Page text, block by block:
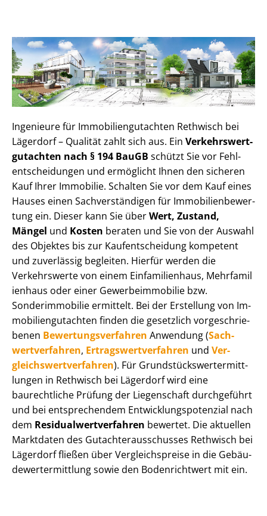
Ingenieure für Im­mo­bi­li­en­gut­ach­ten Rethwisch bei
Lägerdorf – Qualität zahlt sich aus. Ein Ver­kehrs­wert­
gut­ach­ten nach § 194 BauGB schützt Sie vor Fehl­
ent­schei­dun­gen und ermöglicht Ihnen den sicheren
Kauf Ihrer Immobilie. Schalten Sie vor dem Kauf eines
Hauses einen Sach­ver­stän­di­gen für Im­mo­bi­li­en­be­wer­
tung ein. Dieser kann Sie überWert, Zustand,
Mängel und Kosten beraten und Sie von der Auswahl
des Objektes bis zur Kauf­ent­schei­dung kompetent
und zuverlässig begleiten. Hierfür werden die
Verkehrswerte von einem Einfamilienhaus, Mehr­fa­mi­l
i­en­haus oder einer Ge­wer­be­im­mo­bi­lie bzw.
Sonderimmobilie ermittelt. Bei der Erstellung von Im­
mo­bi­li­en­gut­ach­ten finden die gesetzlich vor­ge­schrie­
be­nen Be­wer­tungs­ver­fah­ren Anwendung (Sach­
wert­ver­fah­ren, Er­trags­wert­ver­fah­ren und Ver­
gleichs­wert­ver­fah­ren). Für Grund­stücks­wert­ermitt­
lun­gen in Rethwisch bei Lägerdorf wird eine
baurechtliche Prüfung der Liegenschaft durchgeführt
und bei entsprechendem Ent­wick­lungs­po­ten­zi­al nach
dem Re­si­du­al­wert­ver­fah­ren bewertet. Die aktuellen
Marktdaten des Gut­ach­ter­aus­schus­ses Rethwisch bei
Lägerdorf fließen über Ver­gleichs­prei­se in die Ge­bäu­
de­wert­ermitt­lung sowie den Bodenrichtwert mit ein.